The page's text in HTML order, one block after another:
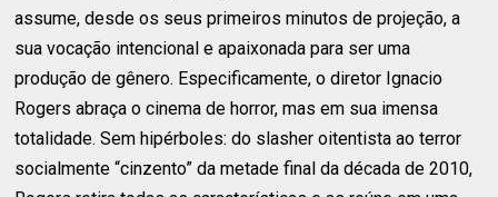
assume, desde os seus primeiros minutos de projeção, a
sua vocação intencional e apaixonada para ser uma
produção de gênero. Especificamente, o diretor Ignacio
Rogers abraça o cinema de horror, mas em sua imensa
totalidade. Sem hipérboles: do slasher oitentista ao terror
socialmente “cinzento” da metade final da década de 2010,